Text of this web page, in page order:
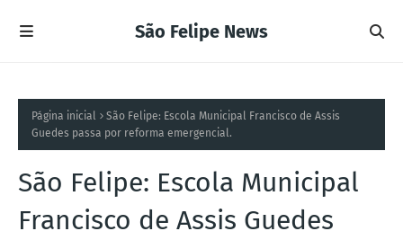
São Felipe News
Página inicial
São Felipe: Escola Municipal Francisco de Assis
Guedes passa por reforma emergencial.
São Felipe: Escola Municipal
Francisco de Assis Guedes